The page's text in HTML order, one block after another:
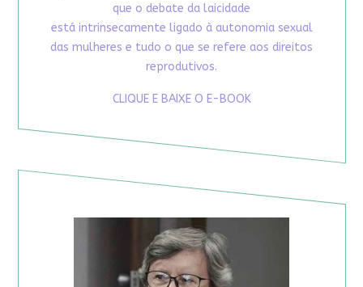
que o debate da laicidade
está intrinsecamente ligado à autonomia sexual
das mulheres e tudo o que se refere aos direitos
reprodutivos.
CLIQUE E BAIXE O E-BOOK